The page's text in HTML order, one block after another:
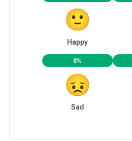
Happy
0%
Sad